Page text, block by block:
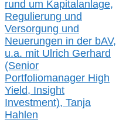
rund um Kapitalanlage,
Regulierung und
Versorgung und
Neuerungen in der bAV,
u.a. mit Ulrich Gerhard
(Senior
Portfoliomanager High
Yield, Insight
Investment), Tanja
Hahlen